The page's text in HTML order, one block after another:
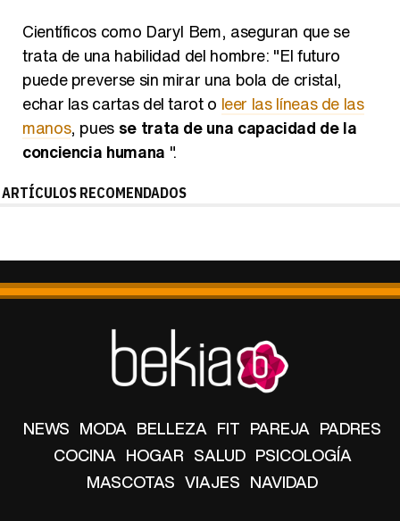
Científicos como Daryl Bem, aseguran que se
trata de una habilidad del hombre: "El futuro
puede preverse sin mirar una bola de cristal,
echar las cartas del tarot o leer las líneas de las
manos, pues se trata de una capacidad de la
conciencia humana ".
ARTÍCULOS RECOMENDADOS
NEWS MODA BELLEZA FIT PAREJA PADRES
COCINA HOGAR SALUD PSICOLOGÍA
MASCOTAS VIAJES NAVIDAD